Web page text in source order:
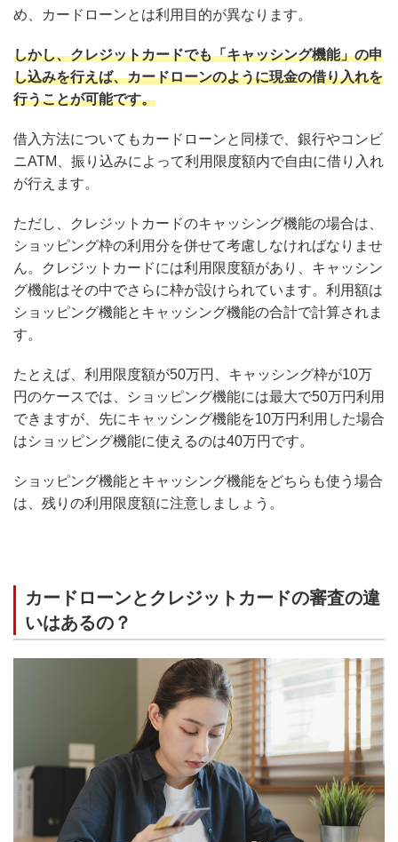
め、カードローンとは利用目的が異なります。
しかし、クレジットカードでも「キャッシング機能」の申
し込みを行えば、カードローンのように現金の借り入れを
行うことが可能です。
借入方法についてもカードローンと同様で、銀行やコンビ
ニATM、振り込みによって利用限度額内で自由に借り入れ
が行えます。
ただし、クレジットカードのキャッシング機能の場合は、
ショッピング枠の利用分を併せて考慮しなければなりませ
ん。クレジットカードには利用限度額があり、キャッシン
グ機能はその中でさらに枠が設けられています。利用額は
ショッピング機能とキャッシング機能の合計で計算されま
す。
たとえば、利用限度額が50万円、キャッシング枠が10万
円のケースでは、ショッピング機能には最大で50万円利用
できますが、先にキャッシング機能を10万円利用した場合
はショッピング機能に使えるのは40万円です。
ショッピング機能とキャッシング機能をどちらも使う場合
は、残りの利用限度額に注意しましょう。
カードローンとクレジットカードの審査の違
いはあるの？